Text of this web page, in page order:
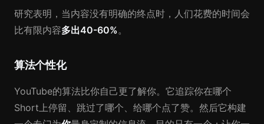
研究表明，当内容没有明确的终点时，人们花费的时间会
比有限内容多出40-60%。
算法个性化
YouTube的算法比你自己更了解你。它追踪你在哪个
Short上停留、跳过了哪个、给哪个点了赞。然后它构建